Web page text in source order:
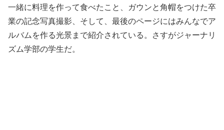
一緒に料理を作って食べたこと、ガウンと角帽をつけた卒
業の記念写真撮影、そして、最後のページにはみんなでア
ルバムを作る光景まで紹介されている。さすがジャーナリ
ズム学部の学生だ。